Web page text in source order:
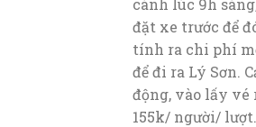
cánh lúc 9h
đặt xe trước để
tính ra chi phí
để đi ra Lý Sơn.
động, vào lấy vé
155k/ người/